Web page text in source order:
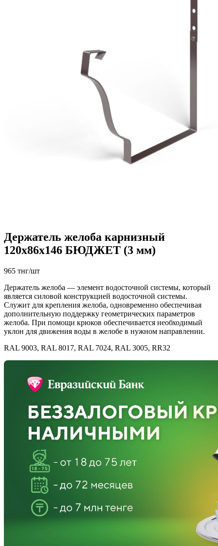
Держатель желоба карнизный
120х86х146 БЮДЖЕТ (3 мм)
965 тнг/шт
Держатель желоба — элемент водосточной системы, который
является силовой конструкцией водосточной системы.
Служит для крепления желоба, одновременно обеспечивая
дополнительную поддержку геометрических параметров
желоба. При помощи крюков обеспечивается необходимый
уклон для движения воды в желобе в нужном направлении.
RAL 9003, RAL 8017, RAL 7024, RAL 3005, RR32